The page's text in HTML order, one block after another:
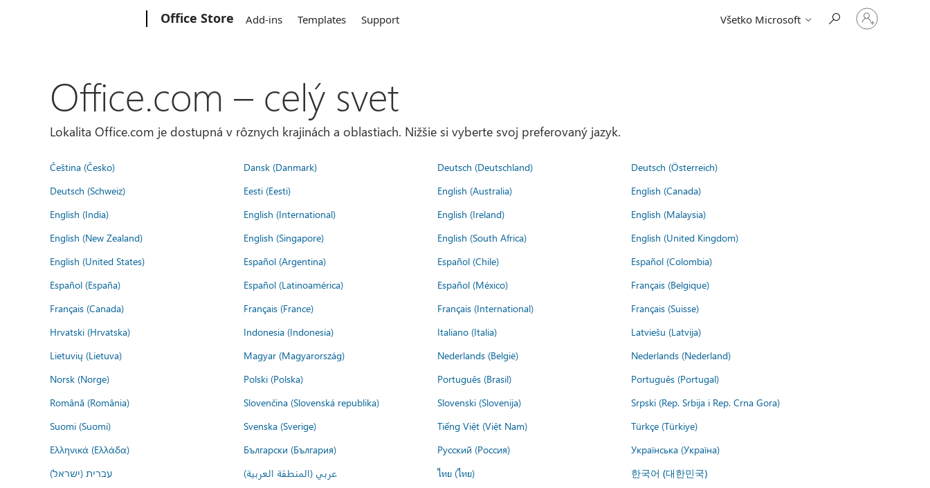
Office Store Add-ins Templates Support Všetko Microsoft
Prihláste
sa
Office.com – celý svet
Lokalita Office.com je dostupná v rôznych krajinách a oblastiach. Nižšie si vyberte svoj preferovaný jazyk.
Čeština (Česko) Dansk (Danmark) Deutsch (Deutschland)
Deutsch (Österreich)
Deutsch (Schweiz)
Eesti (Eesti) English (Australia)
English (Canada)
English (India)
English (International) English (Ireland)
English (Malaysia)
English (New Zealand)
English (Singapore) English (South Africa)
English (United Kingdom)
English (United States)
Español (Argentina) Español (Chile)
Español (Colombia)
Español (España)
Español (Latinoamérica) Español (México)
Français (Belgique)
Français (Canada)
Français (France) Français (International)
Français (Suisse)
Hrvatski (Hrvatska)
Indonesia (Indonesia) Italiano (Italia)
Latviešu (Latvija)
Lietuvių (Lietuva)
Magyar (Magyarország) Nederlands (België)
Nederlands (Nederland)
Norsk (Norge)
Polski (Polska) Português (Brasil)
Português (Portugal)
Română (România)
Slovenčina (Slovenská republika) Slovenski (Slovenija)
Srpski (Rep. Srbija i Rep. Crna Gora)
Suomi (Suomi)
Svenska (Sverige) Tiếng Việt (Việt Nam)
Türkçe (Türkiye)
Ελληνικά (Ελλάδα)
Български (България) Русский (Россия)
Українська (Україна)
עברית (ישראל)
عربي (المنطقة العربية) ไทย (ไทย) 한국어 (대한민국)